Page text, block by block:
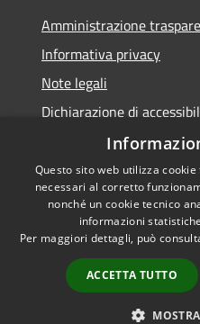
Amministrazione
Informativa privacy
Note legali
Dichiarazione di
Accessibilità
Privacy
Mappa del sito
Questo sito web utilizza
necessari al corretto
nonché un cookie tecnico
informazioni
Per maggiori dettagli, può
ACCETTA TUTTO